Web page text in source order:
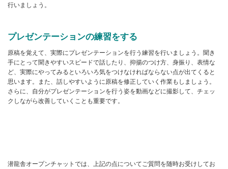
行いましょう。
プレゼンテーションの練習をする
原稿を覚えて、実際にプレゼンテーションを行う練習を行いましょう。聞き
手にとって聞きやすいスピードで話したり、抑揚のつけ方、身振り、表情な
ど、実際にやってみるといろいろ気をつけなければならない点が出てくると
思います。また、話しやすいように原稿を修正していく作業もしましょう。
さらに、自分がプレゼンテーションを行う姿を動画などに撮影して、チェッ
クしながら改善していくことも重要です。
潜龍舎オープンチャットでは、上記の点についてご質問を随時お受けしてお